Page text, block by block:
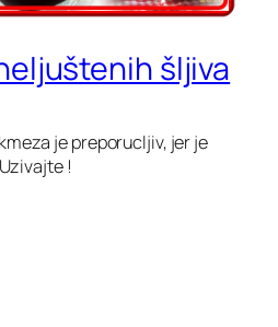
šljiva
je preporucljiv, jer je
!